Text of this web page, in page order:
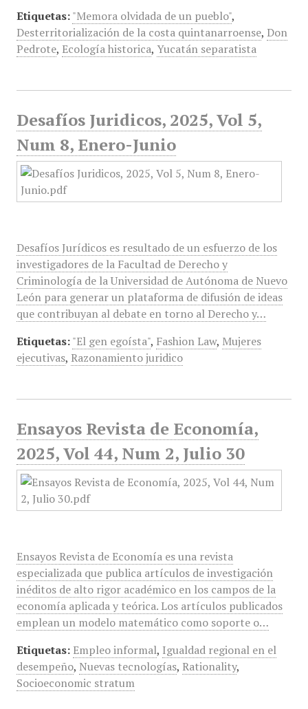
Etiquetas: "Memora olvidada de un pueblo",
Desterritorialización de la costa quintanarroense, Don
Pedrote, Ecología historica, Yucatán separatista
Desafíos Juridicos, 2025, Vol 5,
Num 8, Enero-Junio
Desafíos Jurídicos es resultado de un esfuerzo de los
investigadores de la Facultad de Derecho y
Criminología de la Universidad de Autónoma de Nuevo
León para generar un plataforma de difusión de ideas
que contribuyan al debate en torno al Derecho y…
Etiquetas: "El gen egoísta", Fashion Law, Mujeres
ejecutivas, Razonamiento juridico
Ensayos Revista de Economía,
2025, Vol 44, Num 2, Julio 30
Ensayos Revista de Economía es una revista
especializada que publica artículos de investigación
inéditos de alto rigor académico en los campos de la
economía aplicada y teórica. Los artículos publicados
emplean un modelo matemático como soporte o…
Etiquetas: Empleo informal, Igualdad regional en el
desempeño, Nuevas tecnologías, Rationality,
Socioeconomic stratum